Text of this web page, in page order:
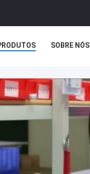
SOBRE NÓS